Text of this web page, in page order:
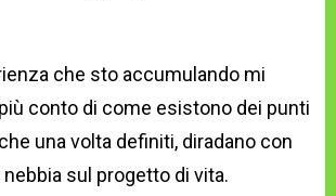
che sto accumulando mi
conto di come esistono dei punti
una volta definiti, diradano con
sul progetto di vita.